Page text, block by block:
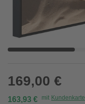
169,00 €
163,93 € mit Kundenkarte